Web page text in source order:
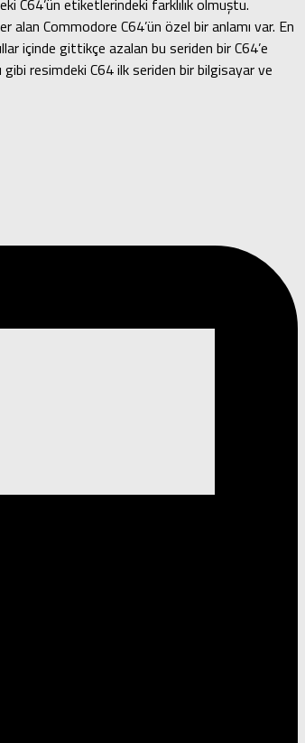
C64’ün etiketlerindeki farklılık olmuştu.
alan Commodore C64’ün özel bir anlamı var. En
içinde gittikçe azalan bu seriden bir C64’e
gibi resimdeki C64 ilk seriden bir bilgisayar ve